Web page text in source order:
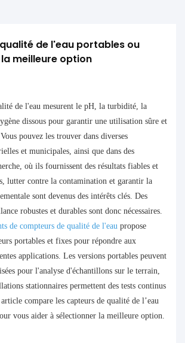
de l'eau portables ou
la meilleure option
de l'eau mesurent le pH, la turbidité, la
dissous pour garantir une utilisation sûre et
pouvez les trouver dans diverses
et municipales, ainsi que dans des
où ils fournissent des résultats fiables et
lutter contre la contamination et garantir la
sont devenus des intérêts clés. Des
robustes et durables sont donc nécessaires.
de compteurs de qualité de l'eau propose
portables et fixes pour répondre aux
applications. Les versions portables peuvent
pour l'analyse d'échantillons sur le terrain,
stationnaires permettent des tests continus
compare les capteurs de qualité de l’eau
vous aider à sélectionner la meilleure option.